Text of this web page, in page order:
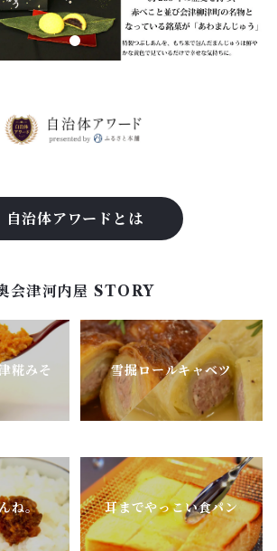
自治体アワードとは
会津河内屋 STORY
糀みそ 雪掘ロールキャベツ
ね。 耳までやっこい食パン